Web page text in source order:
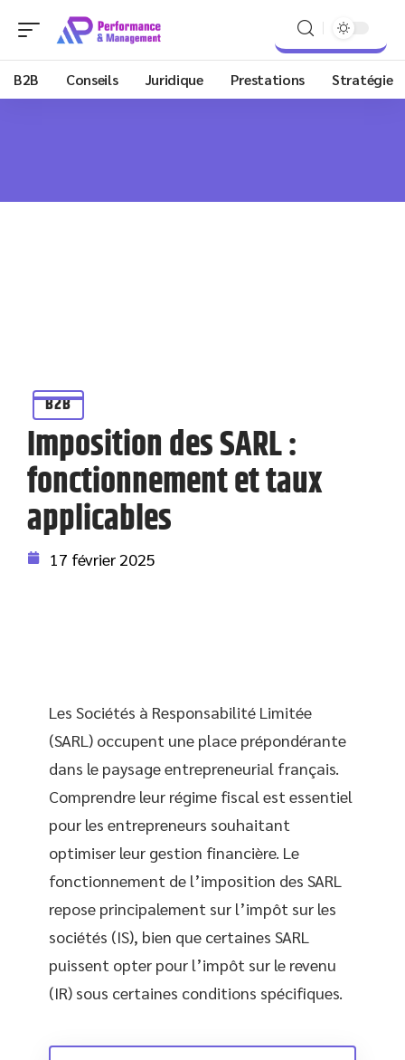
B2B Conseils Juridique Prestations Stratégie
B2B
Imposition des SARL :
fonctionnement et taux
applicables
17 février 2025
Les Sociétés à Responsabilité Limitée
(SARL) occupent une place prépondérante
dans le paysage entrepreneurial français.
Comprendre leur régime fiscal est essentiel
pour les entrepreneurs souhaitant
optimiser leur gestion financière. Le
fonctionnement de l’imposition des SARL
repose principalement sur l’impôt sur les
sociétés (IS), bien que certaines SARL
puissent opter pour l’impôt sur le revenu
(IR) sous certaines conditions spécifiques.